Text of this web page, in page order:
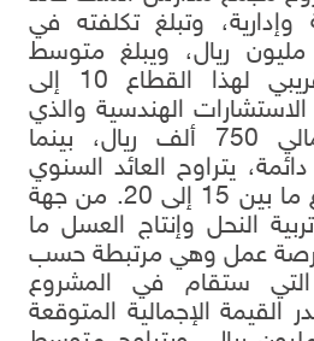
وإدارية، وتبلغ تكلفته في
المرحلة الأولى 20 مليون ريال، ويبلغ متوسط
العائد السنوي التقريبي لهذا القطاع 10 إلى
الاستشارات الهندسية والذي
بلغت تكلفته الإجمالي 750 ألف ريال، بينما
دائمة، يتراوح العائد السنوي
التقريبي لهذا القطاع ما بين 15 إلى 20. من جهة
النحل وإنتاج العسل ما
200 إلى 300 فرصة عمل وهي مرتبطة حسب
ستقام في المشروع
القيمة الإجمالية المتوقعة